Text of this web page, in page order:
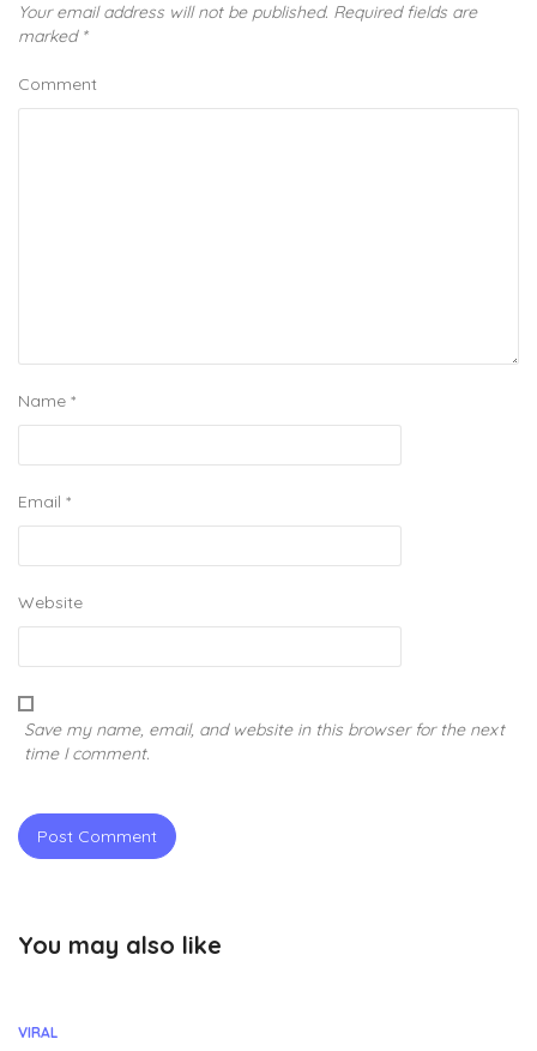
Your email address will not be published. Required fields are
marked *
Comment
Name *
Email *
Website
Save my name, email, and website in this browser for the next
time I comment.
You may also like
VIRAL